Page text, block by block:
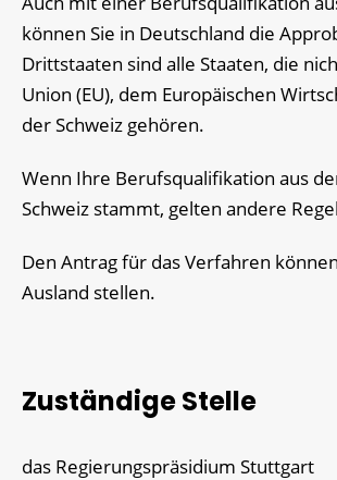
können Sie in Deutschland die
Drittstaaten sind alle Staaten, die
Union (EU), dem Europäischen
der Schweiz gehören.
Wenn Ihre Berufsqualifikation aus
Schweiz stammt, gelten andere
Den Antrag für das Verfahren
Ausland stellen.
Zuständige Stelle
das Regierungspräsidium Stuttgart